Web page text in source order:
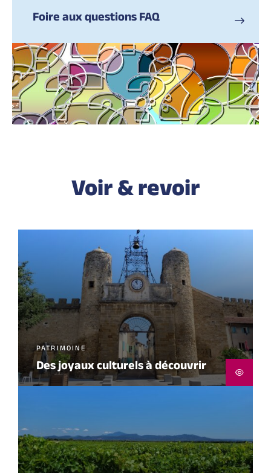
Foire aux questions FAQ
Voir & revoir
PATRIMOINE
Des joyaux culturels à découvrir